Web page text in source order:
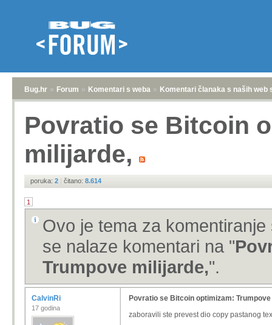
Bug.hr » Forum » Komentari s weba » Komentari članaka s naših web
Povratio se Bitcoin
milijarde,
poruka: 2 | čitano: 8.614
1
Ovo je tema za
se nalaze komentari na "
Trumpove milijarde,".
CalvinRi
17 godina
Povratio se Bitcoin optimizam:
zaboravili ste prevest dio copy pastanog